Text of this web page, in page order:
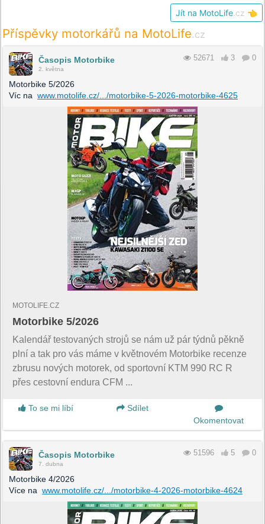
Jít na MotoLife .cz 👈
Příspěvky motorkářů na MotoLife.cz
Časopis Motorbike
2. května
52671 3 0
Motorbike 5/2026
Víc na www.motolife.cz/.../motorbike-5-2026-motorbike-4625
MOTOLIFE.CZ
Motorbike 5/2026
Kalendář testovaných strojů se nám už pár týdnů pěkně
plní a tak pro vás máme v květnovém Motorbike recenze
zbrusu nových motorek, od sportovní KTM 990 RC R
přes cestovní endura CFM ...
To se mi líbí
Sdílet
Okomentovat
Časopis Motorbike
7. dubna
51596 5 0
Motorbike 4/2026
Více na www.motolife.cz/.../motorbike-4-2026-motorbike-4624